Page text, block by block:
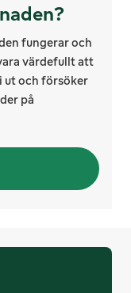
fungerar och
värdefullt att
ut och försöker
på